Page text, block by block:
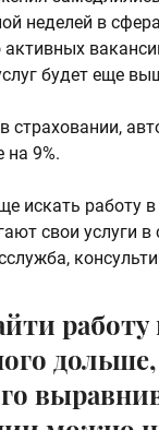
неделей в
будет еще
9%.
искать
свои услуги
работу